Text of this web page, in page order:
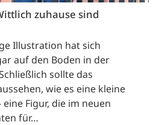
zuhause sind
Illustration hat sich
auf den Boden in der
sollte das
wie es eine kleine
Figur, die im neuen
für…